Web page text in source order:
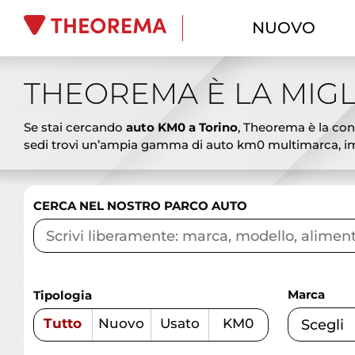
NUOVO
THEOREMA È LA
Se stai cercando auto KM0 a Torino, Theorema è la
sedi trovi un’ampia gamma di auto km0 multimarca,
ai SUV spaziosi, dalle berline eleganti ai veicoli
vantaggiosi. Le auto km0 Theorema rappresentano
garantire affidabilità e sicurezza. Vieni a scoprire le
competenza.
CERCA NEL NOSTRO PARCO AUTO
Tipologia
Tutto Nuovo Usato KM0
Marca